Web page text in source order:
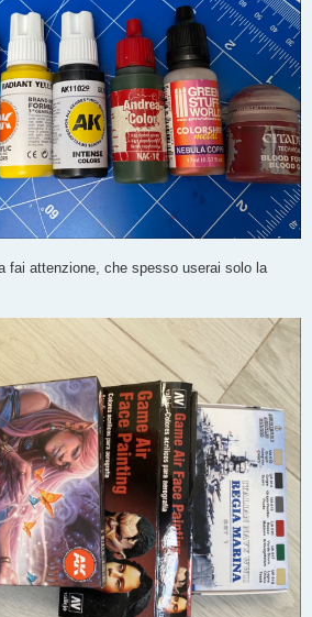
fai attenzione, che spesso userai solo la